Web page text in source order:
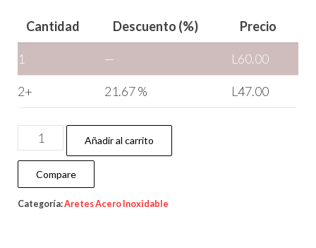
Cantidad Descuento (%) Precio
1 — L 60.00
2+ 21.67 % L 47.00
Añadir al carrito
Compare
Categoría:Aretes Acero Inoxidable